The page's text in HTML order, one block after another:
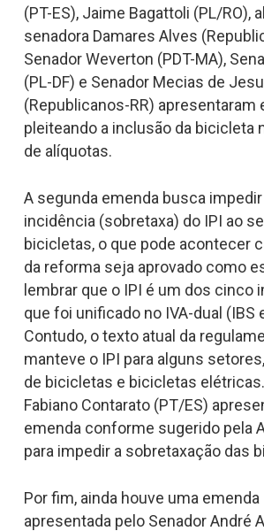
(PT-ES), Jaime Bagattoli (PL/RO),
senadora Damares Alves
Senador Weverton (PDT-MA),
(PL-DF) e Senador Mecias de
(Republicanos-RR) apresentaram
pleiteando a inclusão da bicicleta
de alíquotas.
A segunda emenda busca impedir
incidência (sobretaxa) do IPI ao
bicicletas, o que pode acontecer
da reforma seja aprovado como
lembrar que o IPI é um dos cinco
que foi unificado no IVA-dual (IBS
Contudo, o texto atual da
manteve o IPI para alguns
de bicicletas e bicicletas
Fabiano Contarato (PT/ES)
emenda conforme sugerido pela
para impedir a sobretaxação das
Por fim, ainda houve uma emenda
apresentada pelo Senador André